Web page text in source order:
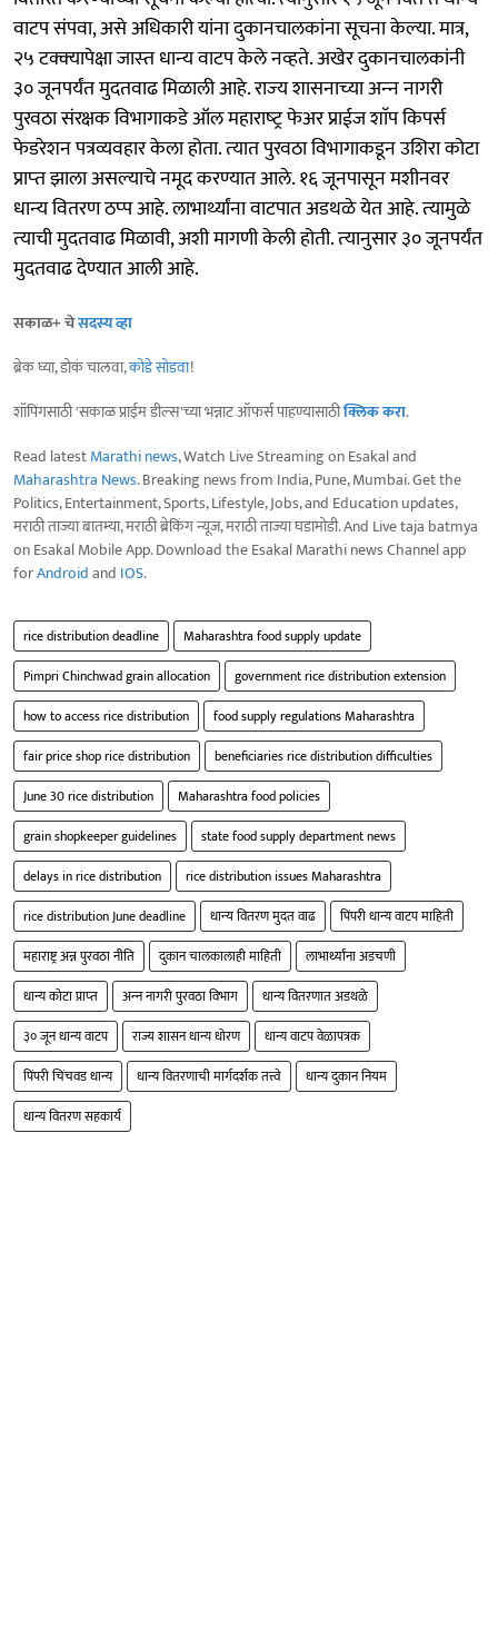
वाटप संपवा, असे अधिकारी यांना दुकानचालकांना सूचना केल्‍या. मात्र,
२५ टक्‍क्‍यापेक्षा जास्‍त धान्‍य वाटप केले नव्‍हते. अखेर दुकानचालकांनी
३० जूनपर्यंत मुदतवाढ मिळाली आहे. राज्‍य शासनाच्‍या अन्‍न नागरी
पुरवठा संरक्षक विभागाकडे ऑल महाराष्‍ट्र फेअर प्राईज शाॅप किपर्स
फेडरेशन पत्रव्‍यवहार केला होता. त्‍यात पुरवठा विभागाकडून उशिरा कोटा
प्राप्‍त झाला असल्‍याचे नमूद करण्‍यात आले. १६ जूनपासून मशीनवर
धान्‍य वितरण ठप्‍प आहे. लाभार्थ्यांना वाटपात अडथळे येत आहे. त्‍यामुळे
त्‍याची मुदतवाढ मिळावी, अशी मागणी केली होती. त्‍यानुसार ३० जूनपर्यंत
मुदतवाढ देण्‍यात आली आहे.
सकाळ+ चेसदस्य व्हा
ब्रेक घ्या, डोकं चालवा,कोडे सोडवा!
शॉपिंगसाठी 'सकाळ प्राईम डील्स'च्या भन्नाट ऑफर्स पाहण्यासाठीक्लिक करा.
Read latestMarathi news, Watch Live Streaming on Esakal and
Maharashtra News. Breaking news from India, Pune, Mumbai. Get the
Politics, Entertainment, Sports, Lifestyle, Jobs, and Education updates,
मराठी ताज्या बातम्या, मराठी ब्रेकिंग न्यूज, मराठी ताज्या घडामोडी. And Live taja batmya
on Esakal Mobile App. Download the Esakal Marathi news Channel app
forAndroidand IOS.
rice distribution deadline
Maharashtra food supply update
Pimpri Chinchwad grain allocation
government rice distribution extension
how to access rice distribution
food supply regulations Maharashtra
fair price shop rice distribution
beneficiaries rice distribution difficulties
June 30 rice distribution
Maharashtra food policies
grain shopkeeper guidelines
state food supply department news
delays in rice distribution
rice distribution issues Maharashtra
rice distribution June deadline
धान्‍य वितरण मुदत वाढ
पिंपरी धान्य वाटप माहिती
महाराष्ट्र अन्न पुरवठा नीति
दुकान चालकालाही माहिती
लाभार्थ्यांना अडचणी
धान्य कोटा प्राप्‍त
अन्‍न नागरी पुरवठा विभाग
धान्य वितरणात अडथळे
३० जून धान्य वाटप
राज्य शासन धान्य धोरण
धान्य वाटप वेळापत्रक
पिंपरी चिंचवड धान्य
धान्य वितरणाची मार्गदर्शक तत्त्वे
धान्य दुकान नियम
धान्य वितरण सहकार्य